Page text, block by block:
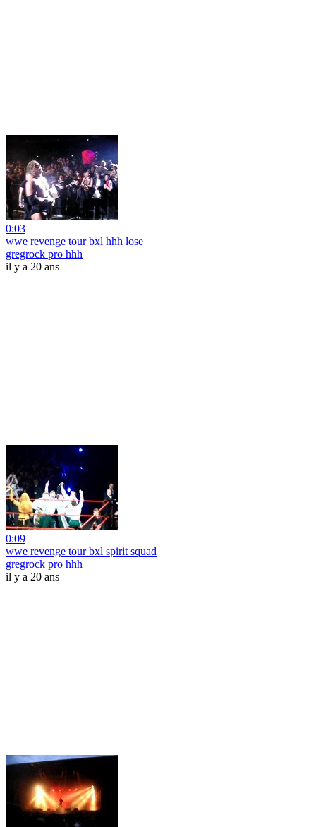
0:03
wwe revenge tour bxl hhh lose
gregrock pro hhh
il y a 20 ans
0:09
wwe revenge tour bxl spirit squad
gregrock pro hhh
il y a 20 ans